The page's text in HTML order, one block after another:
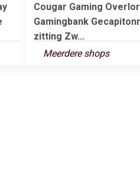
Cougar Gaming
Gamingbank
zitting Zw...
Meerdere shops